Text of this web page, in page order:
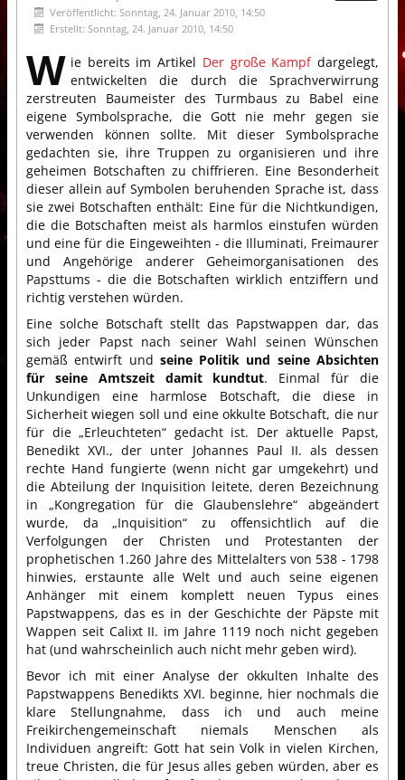
Veröffentlicht: Sonntag, 24. Januar 2010, 14:50
Erstellt: Sonntag, 24. Januar 2010, 14:50
W ie bereits im Artikel Der große Kampfdargelegt,
entwickelten die durch die Sprachverwirrung
zerstreuten Baumeister des Turmbaus zu Babel eine
eigene Symbolsprache, die Gott nie mehr gegen sie
verwenden können sollte. Mit dieser Symbolsprache
gedachten sie, ihre Truppen zu organisieren und ihre
geheimen Botschaften zu chiffrieren. Eine Besonderheit
dieser allein auf Symbolen beruhenden Sprache ist, dass
sie zwei Botschaften enthält: Eine für die Nichtkundigen,
die die Botschaften meist als harmlos einstufen würden
und eine für die Eingeweihten - die Illuminati, Freimaurer
und Angehörige anderer Geheimorganisationen des
Papsttums - die die Botschaften wirklich entziffern und
richtig verstehen würden.
Eine solche Botschaft stellt das Papstwappen dar, das
sich jeder Papst nach seiner Wahl seinen Wünschen
gemäß entwirft und seine Politik und seine Absichten
für seine Amtszeit damit kundtut. Einmal für die
Unkundigen eine harmlose Botschaft, die diese in
Sicherheit wiegen soll und eine okkulte Botschaft, die nur
für die „Erleuchteten“ gedacht ist. Der aktuelle Papst,
Benedikt XVI., der unter Johannes Paul II. als dessen
rechte Hand fungierte (wenn nicht gar umgekehrt) und
die Abteilung der Inquisition leitete, deren Bezeichnung
in „Kongregation für die Glaubenslehre“ abgeändert
wurde, da „Inquisition“ zu offensichtlich auf die
Verfolgungen der Christen und Protestanten der
prophetischen 1.260 Jahre des Mittelalters von 538 - 1798
hinwies, erstaunte alle Welt und auch seine eigenen
Anhänger mit einem komplett neuen Typus eines
Papstwappens, das es in der Geschichte der Päpste mit
Wappen seit Calixt II. im Jahre 1119 noch nicht gegeben
hat (und wahrscheinlich auch nicht mehr geben wird).
Bevor ich mit einer Analyse der okkulten Inhalte des
Papstwappens Benedikts XVI. beginne, hier nochmals die
klare Stellungnahme, dass ich und auch meine
Freikirchengemeinschaft niemals Menschen als
Individuen angreift: Gott hat sein Volk in vielen Kirchen,
treue Christen, die für Jesus alles geben würden, aber es